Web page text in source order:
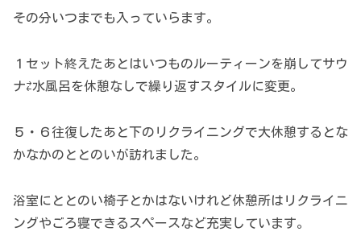
その分いつまでも入っていらます。
１セット終えたあとはいつものルーティーンを崩してサウ
ナ⇄水風呂を休憩なしで繰り返すスタイルに変更。
５・６往復したあと下のリクライニングで大休憩するとな
かなかのととのいが訪れました。
浴室にととのい椅子とかはないけれど休憩所はリクライニ
ングやごろ寝できるスペースなど充実しています。